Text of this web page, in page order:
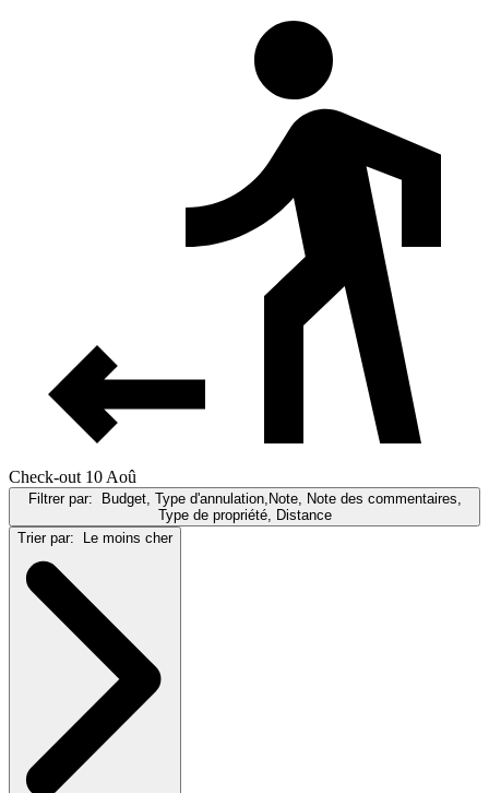
Check-out 10 Aoû
Filtrer par:
Budget, Type d'annulation,Note, Note des commentaires,
Type de propriété, Distance
Trier par:
Le moins cher